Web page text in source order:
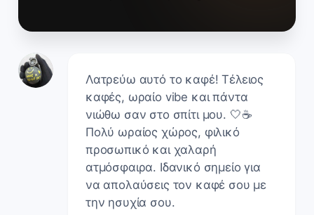
Λατρεύω αυτό το καφέ! Τέλειος
καφές, ωραίο vibe και πάντα
νιώθω σαν στο σπίτι μου. 🤍☕
Πολύ ωραίος χώρος, φιλικό
προσωπικό και χαλαρή
ατμόσφαιρα. Ιδανικό σημείο για
να απολαύσεις τον καφέ σου με
την ησυχία σου.